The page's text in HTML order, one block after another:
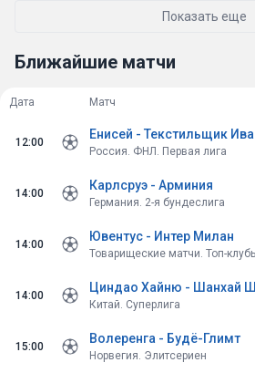
Показать еще
Ближайшие матчи
Дата Матч
12:00
Енисей - Текстильщик
Россия. ФНЛ. Первая лига
14:00
Карлсруэ - Арминия
Германия. 2-я бундеслига
14:00
Ювентус - Интер Милан
Товарищеские матчи. Топ-
14:00
Циндао Хайню - Шанхай
Китай. Суперлига
15:00
Волеренга - Будё-Глимт
Норвегия. Элитсериен